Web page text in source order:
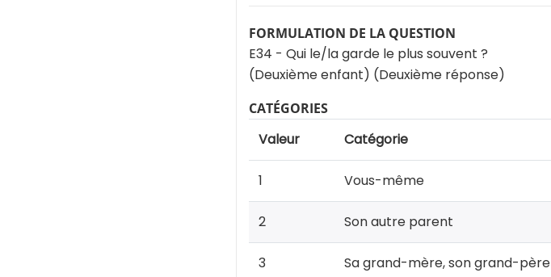
FORMULATION DE LA QUESTION
E34 - Qui le/la garde le plus souvent ?
(Deuxième enfant) (Deuxième réponse)
CATÉGORIES
Valeur Catégorie
1 Vous-même
2 Son autre parent
3 Sa grand-mère, son grand-père